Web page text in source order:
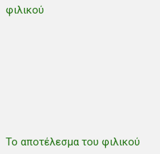
Το αποτέλεσμα του φιλικού